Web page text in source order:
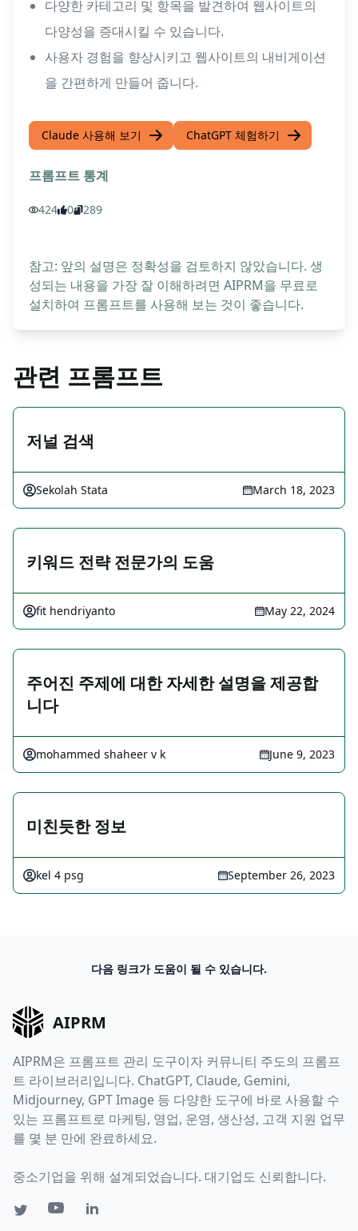
다양한 카테고리 및 항목을 발견하여 웹사이트의
다양성을 증대시킬 수 있습니다.
사용자 경험을 향상시키고 웹사이트의 내비게이션
을 간편하게 만들어 줍니다.
Claude 사용해 보기 ChatGPT 체험하기
프롬프트 통계
424 0 289
참고: 앞의 설명은 정확성을 검토하지 않았습니다. 생
성되는 내용을 가장 잘 이해하려면 AIPRM을 무료로
설치하여 프롬프트를 사용해 보는 것이 좋습니다.
관련 프롬프트
저널 검색
Sekolah Stata March 18, 2023
키워드 전략 전문가의 도움
fit hendriyanto May 22, 2024
주어진 주제에 대한 자세한 설명을 제공합
니다
mohammed shaheer v k June 9, 2023
미친듯한 정보
kel 4 psg September 26, 2023
다음 링크가 도움이 될 수 있습니다.
AIPRM
AIPRM은 프롬프트 관리 도구이자 커뮤니티 주도의 프롬프
트 라이브러리입니다. ChatGPT, Claude, Gemini,
Midjourney, GPT Image 등 다양한 도구에 바로 사용할 수
있는 프롬프트로 마케팅, 영업, 운영, 생산성, 고객 지원 업무
를 몇 분 만에 완료하세요.
중소기업을 위해 설계되었습니다. 대기업도 신뢰합니다.